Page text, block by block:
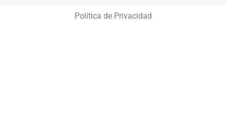
Política de Privacidad